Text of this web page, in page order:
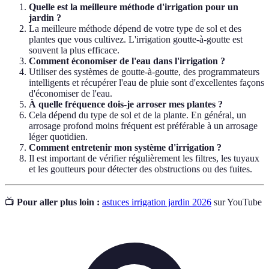
Quelle est la meilleure méthode d'irrigation pour un
jardin ?
La meilleure méthode dépend de votre type de sol et des
plantes que vous cultivez. L'irrigation goutte-à-goutte est
souvent la plus efficace.
Comment économiser de l'eau dans l'irrigation ?
Utiliser des systèmes de goutte-à-goutte, des programmateurs
intelligents et récupérer l'eau de pluie sont d'excellentes façons
d'économiser de l'eau.
À quelle fréquence dois-je arroser mes plantes ?
Cela dépend du type de sol et de la plante. En général, un
arrosage profond moins fréquent est préférable à un arrosage
léger quotidien.
Comment entretenir mon système d'irrigation ?
Il est important de vérifier régulièrement les filtres, les tuyaux
et les goutteurs pour détecter des obstructions ou des fuites.
📺 Pour aller plus loin : astuces irrigation jardin 2026 sur YouTube